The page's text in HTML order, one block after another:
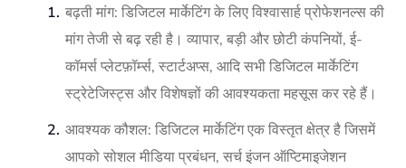
बढ़ती मांग: डिजिटल मार्केटिंग के लिए विश्वासार्ह प्रोफेशनल्स की
मांग तेजी से बढ़ रही है। व्यापार, बड़ी और छोटी कंपनियों, ई-
कॉमर्स प्लेटफ़ॉर्म्स, स्टार्टअप्स, आदि सभी डिजिटल मार्केटिंग
स्ट्रेटेजिस्ट्स और विशेषज्ञों की आवश्यकता महसूस कर रहे हैं।
आवश्यक कौशल: डिजिटल मार्केटिंग एक विस्तृत क्षेत्र है जिसमें
आपको सोशल मीडिया प्रबंधन, सर्च इंजन ऑप्टिमाइजेशन